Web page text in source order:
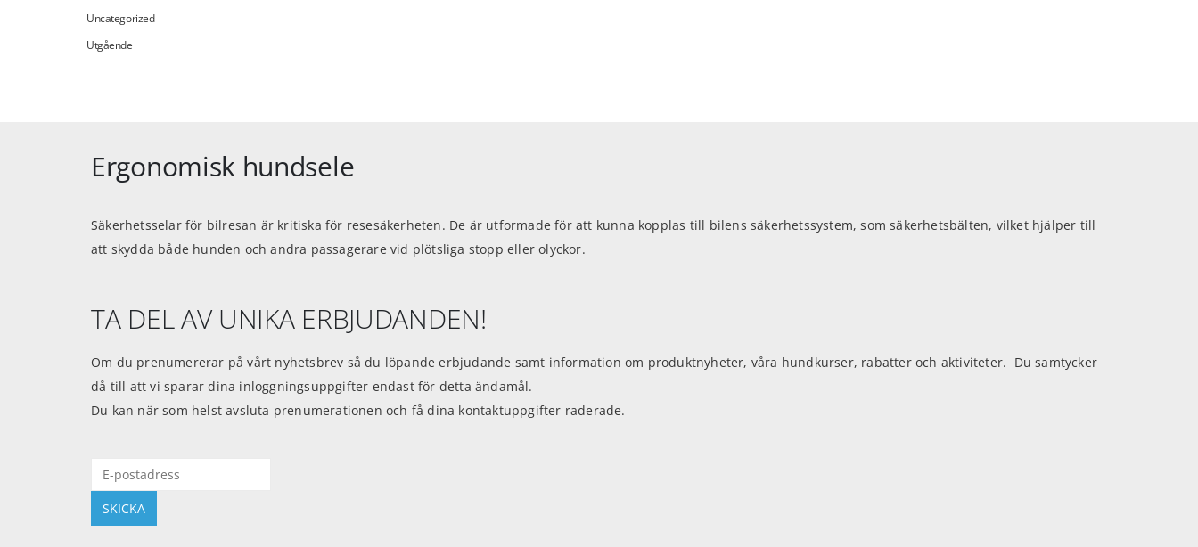
Uncategorized
Utgående
Ergonomisk hundsele
Säkerhetsselar för bilresan är kritiska för resesäkerheten. De är utformade för att kunna kopplas till bilens säkerhetssystem, som säkerhetsbälten, vilket hjälper till
att skydda både hunden och andra passagerare vid plötsliga stopp eller olyckor.
TA DEL AV UNIKA ERBJUDANDEN!
Om du prenumererar på vårt nyhetsbrev så du löpande erbjudande samt information om produktnyheter, våra hundkurser, rabatter och aktiviteter. Du samtycker
då till att vi sparar dina inloggningsuppgifter endast för detta ändamål.
Du kan när som helst avsluta prenumerationen och få dina kontaktuppgifter raderade.